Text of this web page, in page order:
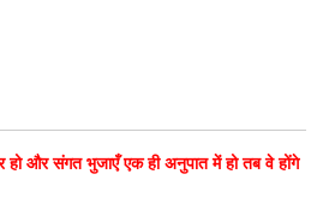
हो और संगत भुजाएँ एक ही अनुपात में हो तब वे होंगे